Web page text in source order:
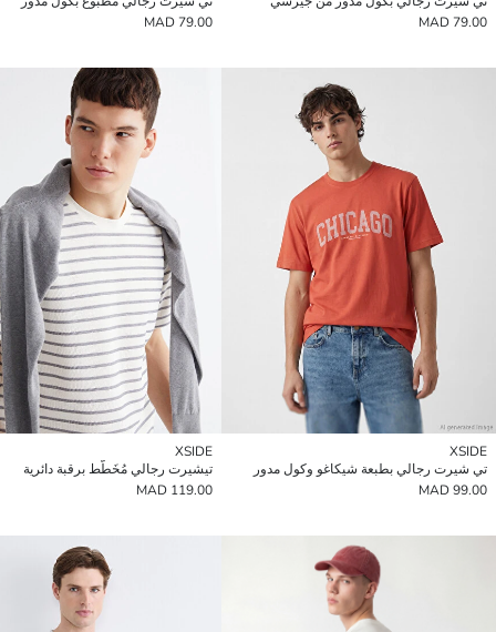
79.00 MAD
79.00 MAD
XSIDE
تي شيرت رجالي بطبعة شيكاغو وكول مدور
99.00 MAD
XSIDE
تيشيرت رجالي مُخَطَّط برقبة دائرية
119.00 MAD